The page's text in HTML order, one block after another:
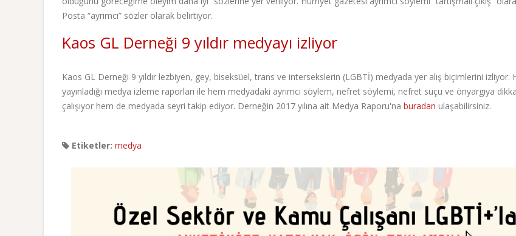
Posta “ayrımcı” sözler olarak belirtiyor.
Kaos GL Derneği 9 yıldır medyayı izliyor
Kaos GL Derneği 9 yıldır lezbiyen, gey, biseksüel, trans ve intersekslerin (LGBTİ) medyada yer alış biçimlerini izliyor.
yayınladığı medya izleme raporları ile hem medyadaki ayrımcı söylem, nefret söylemi, nefret suçu ve önyargıya
çalışıyor hem de medyada seyri takip ediyor. Derneğin 2017 yılına ait Medya Raporu'na buradan ulaşabilirsiniz.
Etiketler: medya